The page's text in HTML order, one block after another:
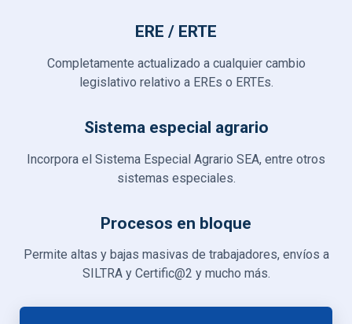
ERE / ERTE
Completamente actualizado a cualquier cambio
legislativo relativo a EREs o ERTEs.
Sistema especial agrario
Incorpora el Sistema Especial Agrario SEA, entre otros
sistemas especiales.
Procesos en bloque
Permite altas y bajas masivas de trabajadores, envíos a
SILTRA y Certific@2 y mucho más.